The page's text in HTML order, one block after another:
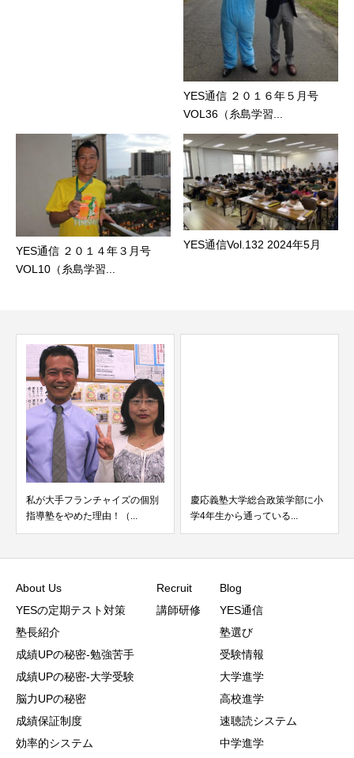
YES通信 ２０１６年５月号
VOL36（糸島学習...
YES通信 ２０１４年３月号
VOL10（糸島学習...
YES通信Vol.132 2024年5月
私が大手フランチャイズの個別
指導塾をやめた理由！（...
慶応義塾大学総合政策学部に小
学4年生から通っている...
About Us
YESの定期テスト対策
塾長紹介
成績UPの秘密-勉強苦手
成績UPの秘密-大学受験
脳力UPの秘密
成績保証制度
効率的システム
Recruit
講師研修
Blog
YES通信
塾選び
受験情報
大学進学
高校進学
速聴読システム
中学進学